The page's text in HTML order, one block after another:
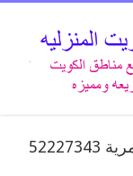
فني شتر شباك العمرية 52227343